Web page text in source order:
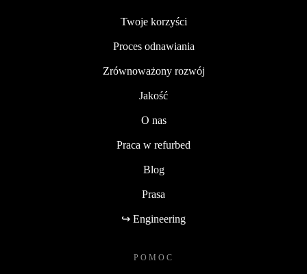
Twoje korzyści
Proces odnawiania
Zrównoważony rozwój
Jakość
O nas
Praca w refurbed
Blog
Prasa
↪ Engineering
POMOC